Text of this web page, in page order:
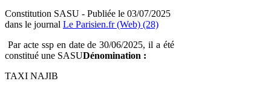
Constitution SASU - Publiée le 03/07/2025
dans le journal Le Parisien.fr (Web) (28)
Par acte ssp en date de 30/06/2025, il a été
constitué une SASUDénomination :
TAXI NAJIB